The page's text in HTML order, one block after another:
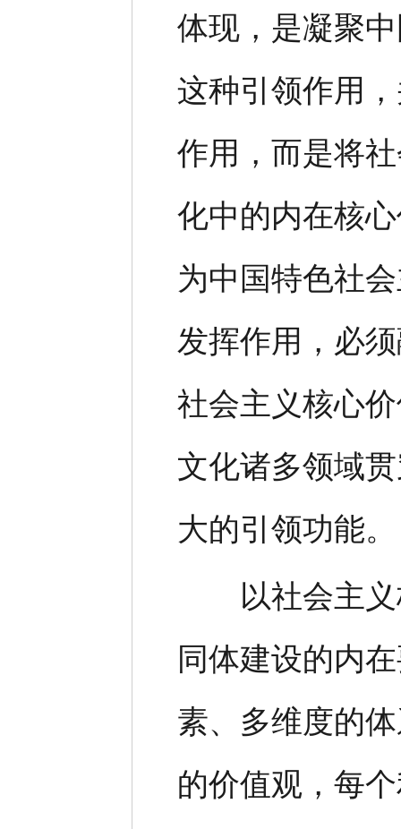
体现，是凝聚
这种引领作用
作用，而是将
化中的内在核
为中国特色社
发挥作用，必
社会主义核心
文化诸多领域
大的引领功能。
以社会主义
同体建设的内
素、多维度的
的价值观，每